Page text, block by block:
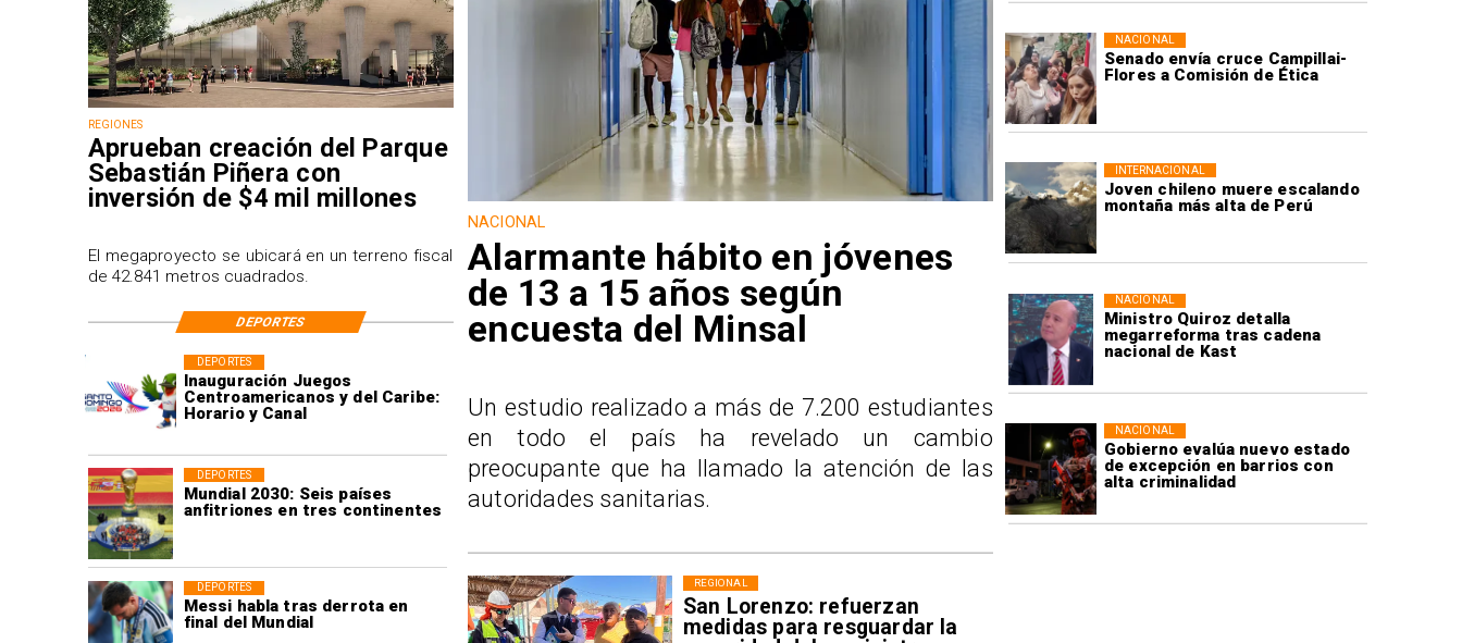
Senado envía cruce Campillai-
Flores a Comisión de Ética
NACIONAL
Joven chileno muere escalando
montaña más alta de Perú
INTERNACIONAL
Ministro Quiroz detalla
megarreforma tras cadena
nacional de Kast
NACIONAL
Gobierno evalúa nuevo estado
de excepción en barrios con
alta criminalidad
NACIONAL
Inauguración Juegos
Centroamericanos y del Caribe:
Horario y Canal
DEPORTES
Mundial 2030: Seis países
anfitriones en tres continentes
DEPORTES
Messi habla tras derrota en
final del Mundial
DEPORTES
San Lorenzo: refuerzan
medidas para resguardar la
REGIONAL
REGIONES
Aprueban creación del Parque
Sebastián Piñera con
inversión de $4 mil millones
El megaproyecto se ubicará en un terreno fiscal
de 42.841 metros cuadrados.
NACIONAL
Alarmante hábito en jóvenes
de 13 a 15 años según
encuesta del Minsal
Un estudio realizado a más de 7.200 estudiantes
en todo el país ha revelado un cambio
preocupante que ha llamado la atención de las
autoridades sanitarias.
DEPORTES